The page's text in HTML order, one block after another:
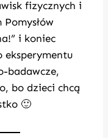
fizycznych i
i koniec
eksperymentu
badawcze,
bo dzieci chcą
🙂